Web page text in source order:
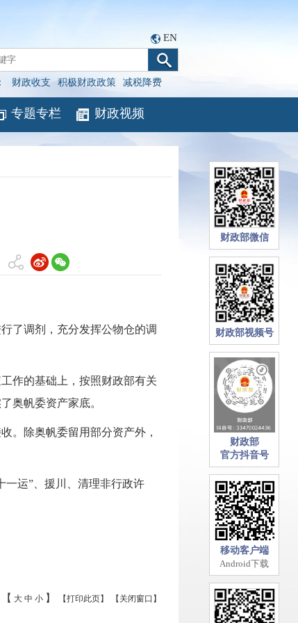
EN
财政收支 积极财政政策 减税降费
专题专栏 财政视频
了调剂，充分发挥公物仓的调
作的基础上，按照财政部有关
奥帆委资产家底。
。除奥帆委留用部分资产外，
一运”、援川、清理非行政许
【 大 中 小 】 【打印此页】 【关闭窗口】
财政部微信
财政部视频号
财政部
官方抖音号
移动客户端
Android下载